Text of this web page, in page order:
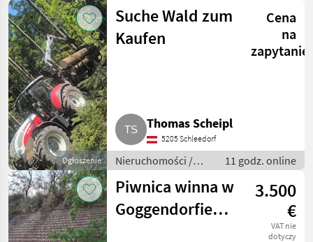
Nieruchomość
Ogłoszenie
Suche Wald zum
Kaufen
Cena
na
zapytanie
Thomas Scheipl
5205 Schleedorf
Nieruchomości /
Lasy
11 godz. online
Piwnica winna w
Goggendorfie
3.500
€
VAT nie
dotyczy